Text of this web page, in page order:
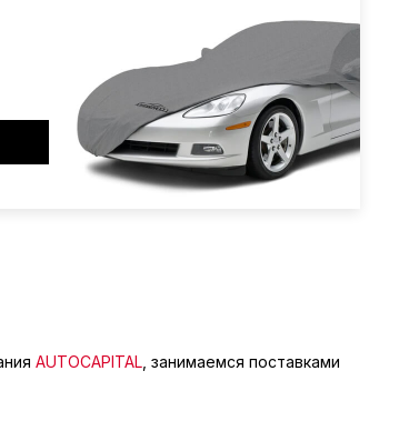
AUTOCAPITAL , занимаемся поставками